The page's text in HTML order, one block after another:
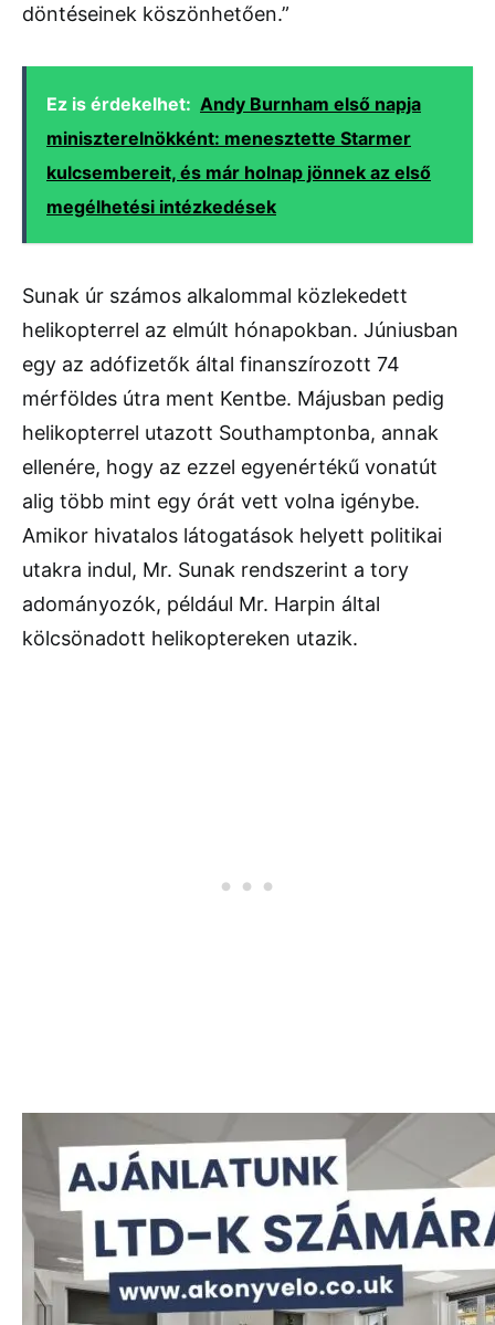
döntéseinek köszönhetően.”
Ez is érdekelhet: Andy Burnham első napja
miniszterelnökként: menesztette Starmer
kulcsembereit, és már holnap jönnek az első
megélhetési intézkedések
Sunak úr számos alkalommal közlekedett
helikopterrel az elmúlt hónapokban. Júniusban
egy az adófizetők által finanszírozott 74
mérföldes útra ment Kentbe. Májusban pedig
helikopterrel utazott Southamptonba, annak
ellenére, hogy az ezzel egyenértékű vonatút
alig több mint egy órát vett volna igénybe.
Amikor hivatalos látogatások helyett politikai
utakra indul, Mr. Sunak rendszerint a tory
adományozók, például Mr. Harpin által
kölcsönadott helikoptereken utazik.